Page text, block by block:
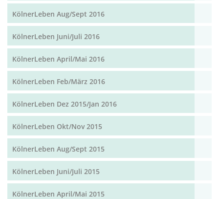
KölnerLeben Aug/Sept 2016
KölnerLeben Juni/Juli 2016
KölnerLeben April/Mai 2016
KölnerLeben Feb/März 2016
KölnerLeben Dez 2015/Jan 2016
KölnerLeben Okt/Nov 2015
KölnerLeben Aug/Sept 2015
KölnerLeben Juni/Juli 2015
KölnerLeben April/Mai 2015